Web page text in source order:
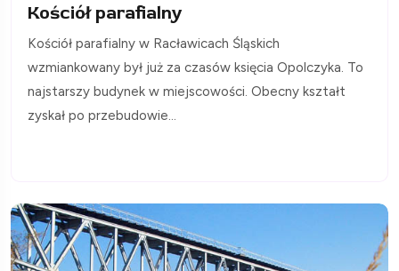
Kościół parafialny
Kościół parafialny w Racławicach Śląskich
wzmiankowany był już za czasów księcia Opolczyka. To
najstarszy budynek w miejscowości. Obecny kształt
zyskał po przebudowie...